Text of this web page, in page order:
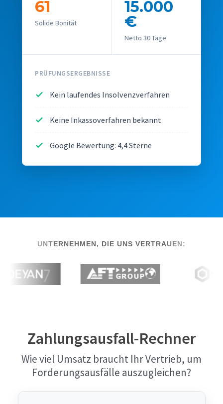
61
Solide Bonität
15.000
€
Netto 30 Tage
PRÜFUNGSERGEBNISSE
Kein laufendes Insolvenzverfahren
Keine Inkassoverfahren bekannt
Google Bewertung: 4,4 Sterne
UNTERNEHMEN, DIE UNS VERTRAUEN:
Zahlungsausfall-Rechner
Wie viel Umsatz braucht Ihr Vertrieb, um
Forderungsausfälle auszugleichen?